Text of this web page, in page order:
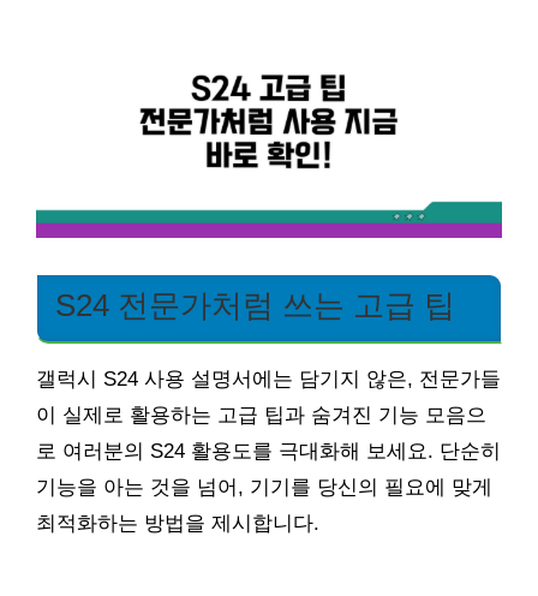
S24 전문가처럼 쓰는 고급 팁
갤럭시 S24 사용 설명서에는 담기지 않은, 전문가들
이 실제로 활용하는 고급 팁과 숨겨진 기능 모음으
로 여러분의 S24 활용도를 극대화해 보세요. 단순히
기능을 아는 것을 넘어, 기기를 당신의 필요에 맞게
최적화하는 방법을 제시합니다.